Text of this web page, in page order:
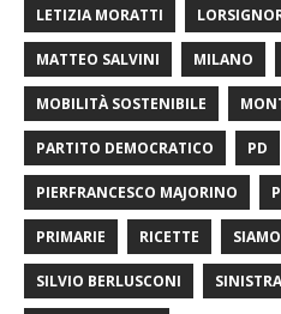
LETIZIA MORATTI
MATTEO SALVINI MILANO
MOBILITÀ SOSTENIBILE
PARTITO DEMOCRATICO PD
PIERFRANCESCO MAJORINO
PRIMARIE RICETTE
SILVIO BERLUSCONI SINISTRA